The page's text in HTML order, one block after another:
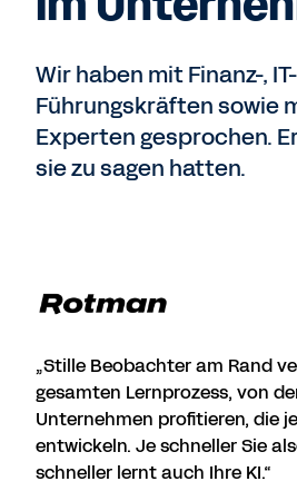
Wir haben mit Finanz-,
Führungskräften sowie
Experten gesprochen.
sie zu sagen hatten.
„Stille Beobachter am Rand
gesamten Lernprozess, von
Unternehmen profitieren, die
entwickeln. Je schneller Sie
schneller lernt auch Ihre KI.“